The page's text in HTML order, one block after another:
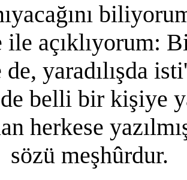
ile açıklıyorum:
yaradılışda
belli bir kişiye
herkese
sözü meşhûrdur.